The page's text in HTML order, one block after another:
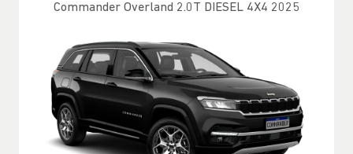
Commander Overland 2.0T DIESEL 4X4 2025